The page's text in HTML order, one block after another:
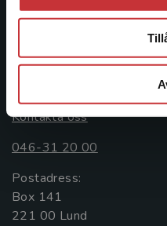
informationstjänster i
längs hela kunskapsresan.
Kontakta oss
046-31 20 00
Postadress:
Box 141
221 00 Lund